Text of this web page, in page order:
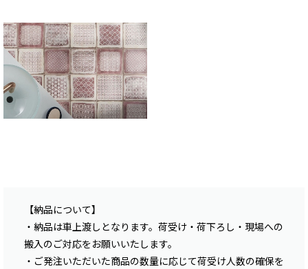
【納品について】
・納品は車上渡しとなります。荷受け・荷下ろし・現場への
搬入のご対応をお願いいたします。
・ご発注いただいた商品の数量に応じて荷受け人数の確保を